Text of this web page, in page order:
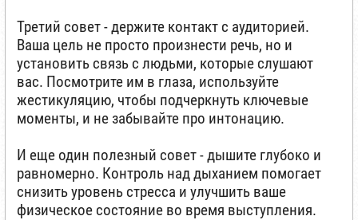
Третий совет - держите контакт с аудиторией.
Ваша цель не просто произнести речь, но и
установить связь с людьми, которые слушают
вас. Посмотрите им в глаза, используйте
жестикуляцию, чтобы подчеркнуть ключевые
моменты, и не забывайте про интонацию.
И еще один полезный совет - дышите глубоко и
равномерно. Контроль над дыханием помогает
снизить уровень стресса и улучшить ваше
физическое состояние во время выступления.